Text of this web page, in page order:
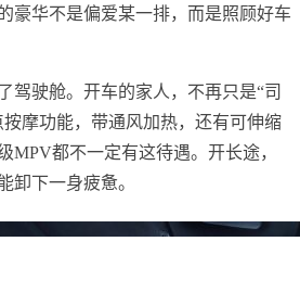
豪华不是偏爱某一排，而是照顾好车
驾驶舱。开车的家人，不再只是“司
摩功能，带通风加热，还有可伸缩
MPV都不一定有这待遇。开长途，
卸下一身疲惫。